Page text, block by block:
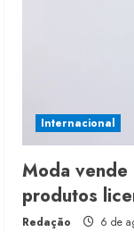
Internacional
Moda vende
produtos
Redação 6 de